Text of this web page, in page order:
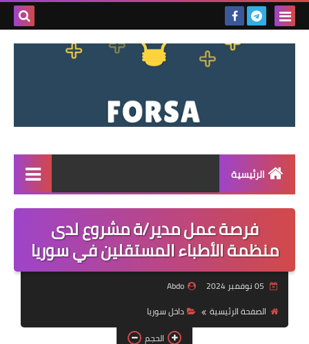
بحث
الرئيسية
القائمة
مناقصات
فرص عمل داخل سوريا
فرص عمل في العراق
فرصة عمل مدير/ة مشروع لدى
منظمة الأطباء المستقلين في سوريا
Abdo
الصفحة الرئيسية
داخل سوريا
الحجم